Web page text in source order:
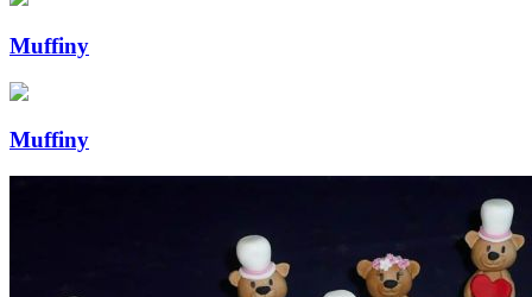
Muffiny
Muffiny